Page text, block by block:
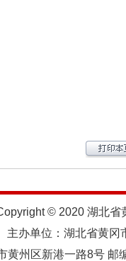
© 2020 湖北省
主办单位：湖北省黄
黄州区新港一路8号